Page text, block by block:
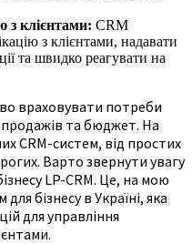
з клієнтами: CRM
з клієнтами, надавати
та швидко реагувати на
враховувати потреби
продажів та бюджет. На
CRM-систем, від простих
Варто звернути увагу
LP-CRM. Це, на мою
бізнесу в Україні, яка
для управління